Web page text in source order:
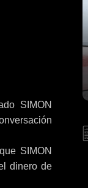
SIMON
SIMON
dinero de